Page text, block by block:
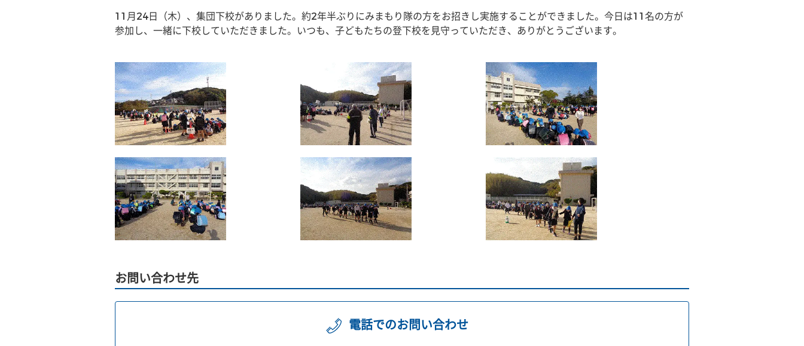
11月24日（木）、集団下校がありました。約2年半ぶりにみまもり隊の方をお招きし実施することができました。今日は11名の方が
参加し、一緒に下校していただきました。いつも、子どもたちの登下校を見守っていただき、ありがとうございます。
お問い合わせ先
電話でのお問い合わせ